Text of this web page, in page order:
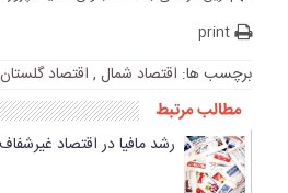
print
برچسب ها: اقتصاد شمال , اقتصاد گلستان
مطالب مرتبط
رشد مافیا در اقتصاد غیرشفاف